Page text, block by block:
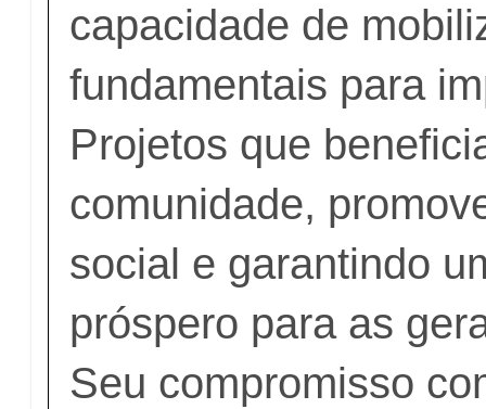
capacidade de
fundamentais para
Projetos que
comunidade,
social e garantindo
próspero para as
Seu compromisso